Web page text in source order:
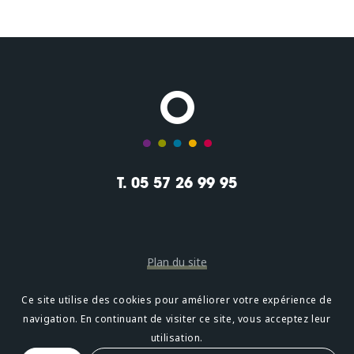
T. 05 57 26 99 95
Plan du site
Mentions légales
Confidentialité
Ce site utilise des cookies pour améliorer votre expérience de
navigation. En continuant de visiter ce site, vous acceptez leur
utilisation.